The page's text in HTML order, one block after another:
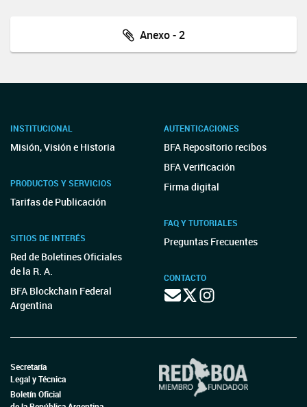
Anexo - 2
INSTITUCIONAL
Misión, Visión e Historia
PRODUCTOS Y SERVICIOS
Tarifas de Publicación
SITIOS DE INTERÉS
Red de Boletines Oficiales
de la R. A.
BFA Blockchain Federal
Argentina
AUTENTICACIONES
BFA Repositorio recibos
BFA Verificación
Firma digital
FAQ Y TUTORIALES
Preguntas Frecuentes
CONTACTO
Secretaría
Legal y Técnica
Boletín Oficial